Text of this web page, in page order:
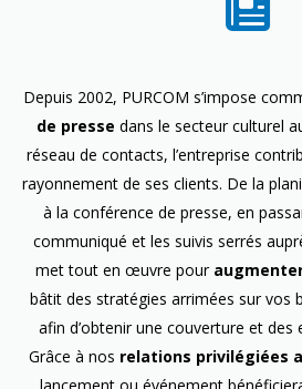
Depuis 2002, PURCOM s’impose
de presse dans le secteur culturel
réseau de contacts, l’entreprise
rayonnement de ses clients. De la
à la conférence de presse, en
communiqué et les suivis serrés
met tout en œuvre pour
bâtit des stratégies arrimées sur vos
afin d’obtenir une couverture et des
Grâce à nos relations privilégiées